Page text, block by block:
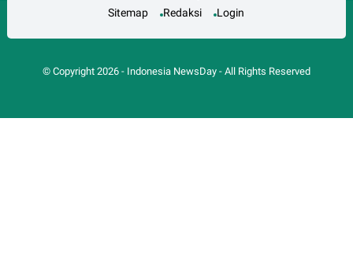
Sitemap
Redaksi Login
© Copyright 2026- Indonesia NewsDay- All Rights Reserved